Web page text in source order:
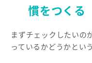
慣をつくる
まずチェックしたいの
っているかどうかとい